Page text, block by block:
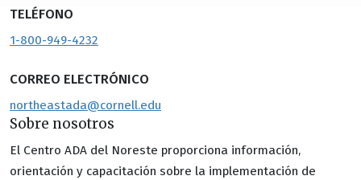
TELÉFONO
1-800-949-4232
CORREO ELECTRÓNICO
northeastada@cornell.edu
Sobre nosotros
El Centro ADA del Noreste proporciona información,
orientación y capacitación sobre la implementación de